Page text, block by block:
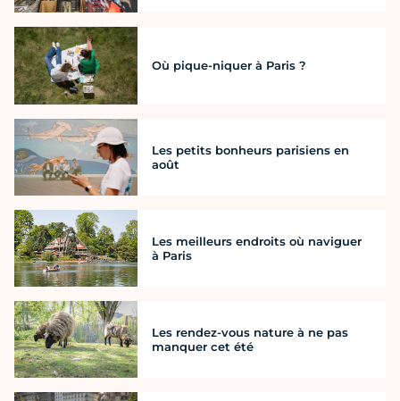
Où pique-niquer à Paris ?
Les petits bonheurs parisiens en
août
Les meilleurs endroits où naviguer
à Paris
Les rendez-vous nature à ne pas
manquer cet été